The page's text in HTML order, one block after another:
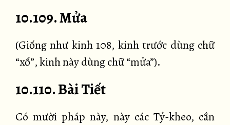
10.109. Mửa
(Giống như kinh 108, kinh trước dùng chữ
“xổ”, kinh này dùng chữ “mửa”).
10.110. Bài Tiết
Có mười pháp này, này các Tỷ-kheo, cần